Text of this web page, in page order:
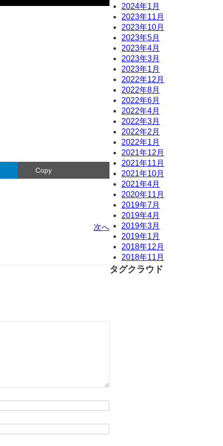
Copy
次へ
2024年1月
2023年11月
2023年10月
2023年5月
2023年4月
2023年3月
2023年1月
2022年12月
2022年8月
2022年6月
2022年4月
2022年3月
2022年2月
2022年1月
2021年12月
2021年11月
2021年10月
2021年4月
2020年11月
2019年7月
2019年4月
2019年3月
2019年1月
2018年12月
2018年11月
タグクラウド